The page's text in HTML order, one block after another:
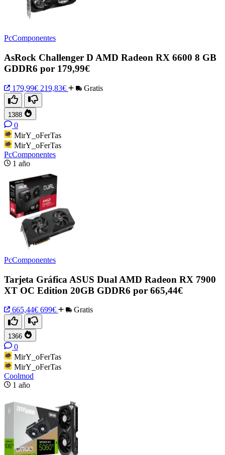
PcComponentes
AsRock Challenger D AMD Radeon RX 6600 8 GB
GDDR6 por 179,99€
179,99€ 219,83€ Gratis
1388
0
MirY_oFerTas
MirY_oFerTas
PcComponentes
1 año
PcComponentes
Tarjeta Gráfica ASUS Dual AMD Radeon RX 7900
XT OC Edition 20GB GDDR6 por 665,44€
665,44€ 699€ Gratis
1366
0
MirY_oFerTas
MirY_oFerTas
Coolmod
1 año